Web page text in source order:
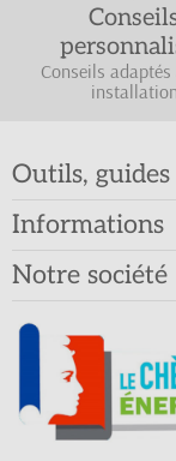
Conseils
installation
Outils,
Informations
Notre société